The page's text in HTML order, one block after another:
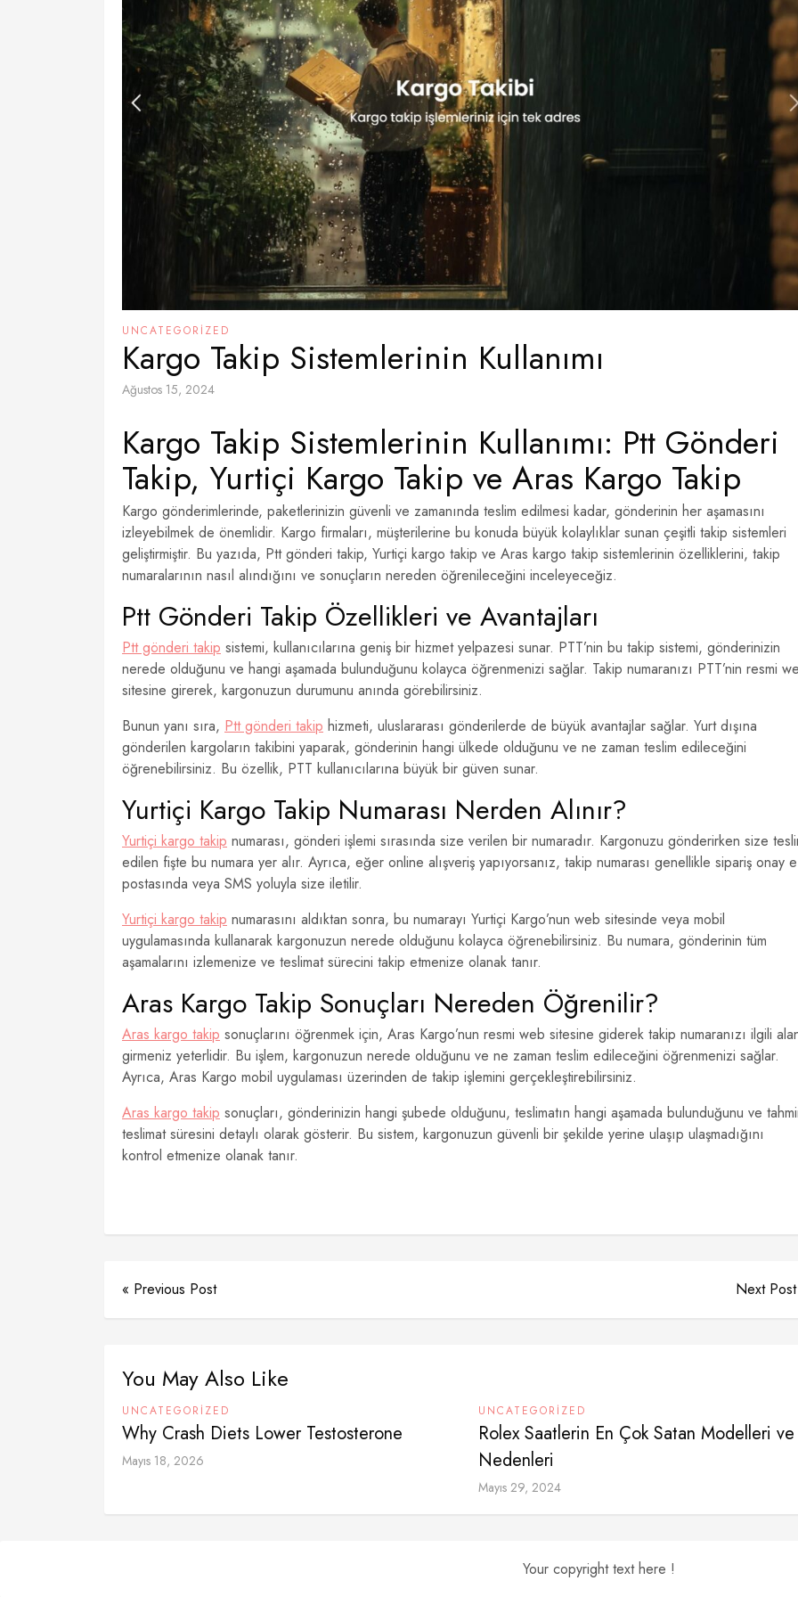
UNCATEGORIZED
Kargo Takip Sistemlerinin Kullanımı
Ağustos 15, 2024
Kargo Takip Sistemlerinin Kullanımı: Ptt Gönderi
Takip, Yurtiçi Kargo Takip ve Aras Kargo Takip
Kargo gönderimlerinde, paketlerinizin güvenli ve zamanında teslim edilmesi kadar, gönderinin her aşamasını
izleyebilmek de önemlidir. Kargo firmaları, müşterilerine bu konuda büyük kolaylıklar sunan çeşitli takip sistemleri
geliştirmiştir. Bu yazıda, Ptt gönderi takip, Yurtiçi kargo takip ve Aras kargo takip sistemlerinin özelliklerini, takip
numaralarının nasıl alındığını ve sonuçların nereden öğrenileceğini inceleyeceğiz.
Ptt Gönderi Takip Özellikleri ve Avantajları
Ptt gönderi takip sistemi, kullanıcılarına geniş bir hizmet yelpazesi sunar. PTT’nin bu takip sistemi, gönderinizin
nerede olduğunu ve hangi aşamada bulunduğunu kolayca öğrenmenizi sağlar. Takip numaranızı PTT’nin resmi
sitesine girerek, kargonuzun durumunu anında görebilirsiniz.
Bunun yanı sıra, Ptt gönderi takip hizmeti, uluslararası gönderilerde de büyük avantajlar sağlar. Yurt dışına
gönderilen kargoların takibini yaparak, gönderinin hangi ülkede olduğunu ve ne zaman teslim edileceğini
öğrenebilirsiniz. Bu özellik, PTT kullanıcılarına büyük bir güven sunar.
Yurtiçi Kargo Takip Numarası Nerden Alınır?
Yurtiçi kargo takip numarası, gönderi işlemi sırasında size verilen bir numaradır. Kargonuzu gönderirken size
edilen fişte bu numara yer alır. Ayrıca, eğer online alışveriş yapıyorsanız, takip numarası genellikle sipariş onay
postasında veya SMS yoluyla size iletilir.
Yurtiçi kargo takip numarasını aldıktan sonra, bu numarayı Yurtiçi Kargo’nun web sitesinde veya mobil
uygulamasında kullanarak kargonuzun nerede olduğunu kolayca öğrenebilirsiniz. Bu numara, gönderinin tüm
aşamalarını izlemenize ve teslimat sürecini takip etmenize olanak tanır.
Aras Kargo Takip Sonuçları Nereden Öğrenilir?
Aras kargo takip sonuçlarını öğrenmek için, Aras Kargo’nun resmi web sitesine giderek takip numaranızı ilgili
girmeniz yeterlidir. Bu işlem, kargonuzun nerede olduğunu ve ne zaman teslim edileceğini öğrenmenizi sağlar.
Ayrıca, Aras Kargo mobil uygulaması üzerinden de takip işlemini gerçekleştirebilirsiniz.
Aras kargo takip sonuçları, gönderinizin hangi şubede olduğunu, teslimatın hangi aşamada bulunduğunu ve
teslimat süresini detaylı olarak gösterir. Bu sistem, kargonuzun güvenli bir şekilde yerine ulaşıp ulaşmadığını
kontrol etmenize olanak tanır.
« Previous Post Next
You May Also Like
UNCATEGORIZED
Why Crash Diets Lower Testosterone
Mayıs 18, 2026
UNCATEGORIZED
Rolex Saatlerin En Çok Satan Modelleri ve
Nedenleri
Mayıs 29, 2024
Your copyright text here !